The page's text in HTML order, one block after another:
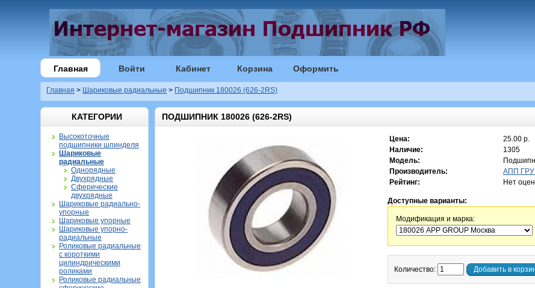
Главная Войти Кабинет Корзина Оформить
Главная > Шариковые радиальные > Подшипник 180026 (626-2RS)
КАТЕГОРИИ
Высокоточные
подшипники шпинделя
Шариковые
радиальные
Однорядные
Двухрядные
Сферические
двухрядные
Шариковые радиально-
упорные
Шариковые упорные
Шариковые упорно-
радиальные
Роликовые радиальные
с короткими
цилиндрическими
роликами
Роликовые радиальные
ПОДШИПНИК 180026 (626-2RS)
Цена:
25.00 р.
Наличие:
1305
Модель:
Производитель:
АПП
Рейтинг:
Нет
Доступные варианты:
Модификация и марка:
Количество: Добавить в